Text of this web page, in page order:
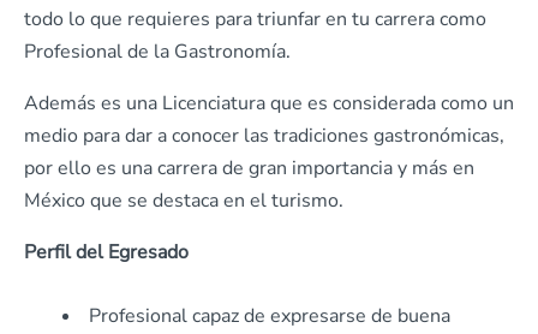
todo lo que requieres para triunfar en tu carrera como
Profesional de la Gastronomía.
Además es una Licenciatura que es considerada como un
medio para dar a conocer las tradiciones gastronómicas,
por ello es una carrera de gran importancia y más en
México que se destaca en el turismo.
Perfil del Egresado
Profesional capaz de expresarse de buena